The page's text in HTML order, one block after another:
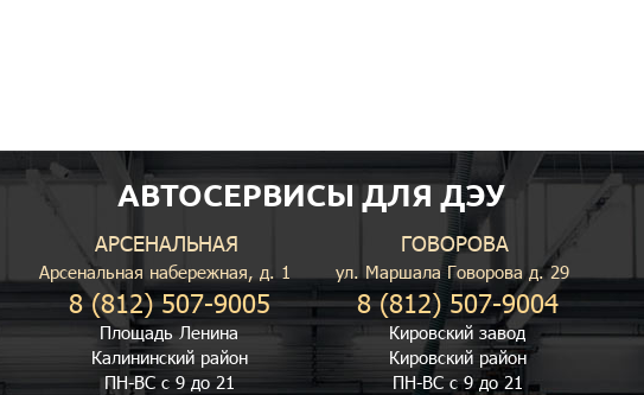
АВТОСЕРВИСЫ ДЛЯ ДЭУ
АРСЕНАЛЬНАЯ
Арсенальная набережная, д. 1
8 (812) 507-9005
Площадь Ленина
Калининский район
ПН-ВС с 9 до 21
ГОВОРОВА
ул. Маршала Говорова д. 29
8 (812) 507-9004
Кировский завод
Кировский район
ПН-ВС с 9 до 21